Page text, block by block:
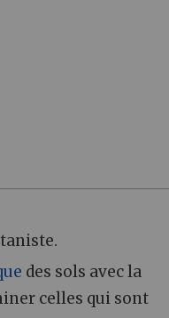
des sols avec la
celles qui sont